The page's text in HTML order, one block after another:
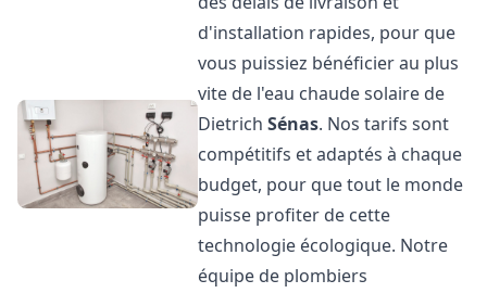
d'installation rapides, pour que
vous puissiez bénéficier au plus
vite de l'eau chaude solaire de
DietrichSénas. Nos tarifs sont
compétitifs et adaptés à chaque
budget, pour que tout le monde
puisse profiter de cette
technologie écologique. Notre
équipe de plombiers